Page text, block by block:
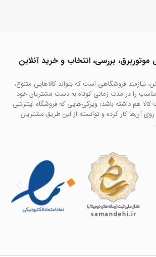
موتوربرق، بررسی، انتخاب و خرید آنلاین
نیازمند فروشگاهی است که بتواند کالاهایی متنوع،
را در مدت زمانی کوتاه به دست مشتریان خود
هم داشته باشد؛ ویژگی‌هایی که فروشگاه اینترنتی
آن‌ها کار کرده و توانسته از این طریق مشتریان